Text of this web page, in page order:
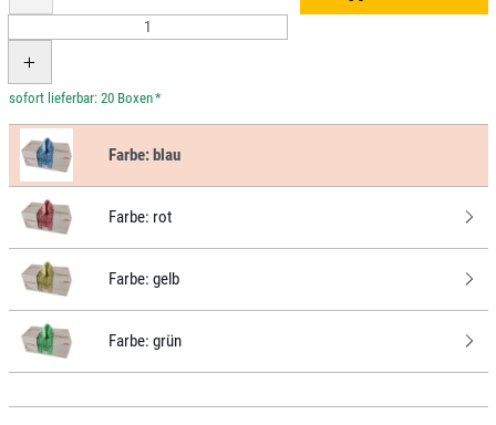
*
Farbe:blau
Farbe: rot
Farbe: gelb
Farbe: grün